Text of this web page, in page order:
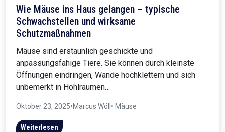
Wie Mäuse ins Haus gelangen – typische
Schwachstellen und wirksame
Schutzmaßnahmen
Mäuse sind erstaunlich geschickte und
anpassungsfähige Tiere. Sie können durch kleinste
Öffnungen eindringen, Wände hochklettern und sich
unbemerkt in Hohlräumen…
Oktober 23, 2025•Marcus Wöll• Mäuse
Weiterlesen